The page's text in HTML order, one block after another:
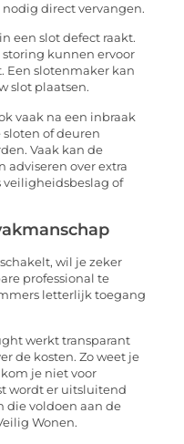
direct vervangen.
een slot defect raakt.
storing kunnen ervoor
Een slotenmaker kan
slot plaatsen.
vaak na een inbraak
of deuren
Vaak kan de
over extra
of
wil je zeker
professional te
letterlijk toegang
werkt transparant
de kosten. Zo weet je
je niet voor
wordt er uitsluitend
die voldoen aan de
Wonen.